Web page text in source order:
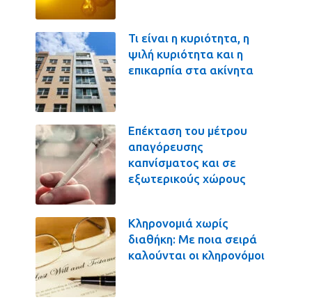
Τι είναι η κυριότητα, η
ψιλή κυριότητα και η
επικαρπία στα ακίνητα
Επέκταση του μέτρου
απαγόρευσης
καπνίσματος και σε
εξωτερικούς χώρους
Κληρονομιά χωρίς
διαθήκη: Με ποια σειρά
καλούνται οι κληρονόμοι